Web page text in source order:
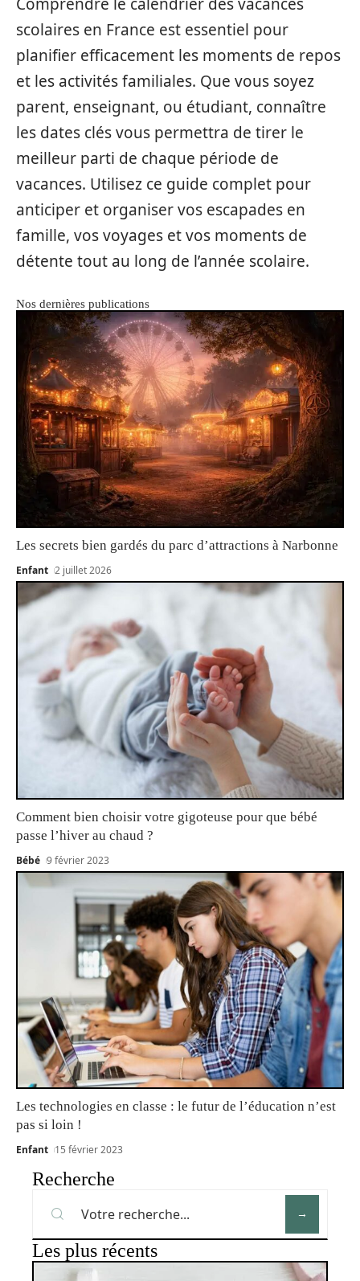
scolaires en France est essentiel pour
planifier efficacement les moments de repos
et les activités familiales. Que vous soyez
parent, enseignant, ou étudiant, connaître
les dates clés vous permettra de tirer le
meilleur parti de chaque période de
vacances. Utilisez ce guide complet pour
anticiper et organiser vos escapades en
famille, vos voyages et vos moments de
détente tout au long de l’année scolaire.
Nos dernières publications
Les secrets bien gardés du parc d’attractions à Narbonne
Enfant 2 juillet 2026
Comment bien choisir votre gigoteuse pour que bébé
passe l’hiver au chaud ?
Bébé 9 février 2023
Les technologies en classe : le futur de l’éducation n’est
pas si loin !
Enfant 15 février 2023
Recherche
Les plus récents